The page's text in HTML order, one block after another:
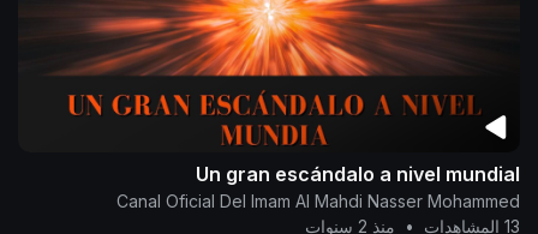
Un gran escándalo a nivel mundial
Canal Oficial Del Imam Al Mahdi Nasser Mohammed
13 المشاهدات
• منذ 2 سنوات